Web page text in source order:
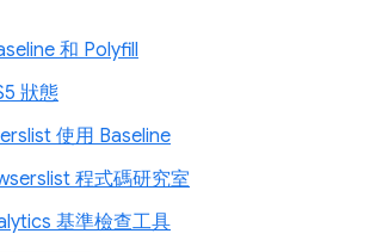
和 Polyfill
狀態
使用 Baseline
程式碼研究室
基準檢查工具